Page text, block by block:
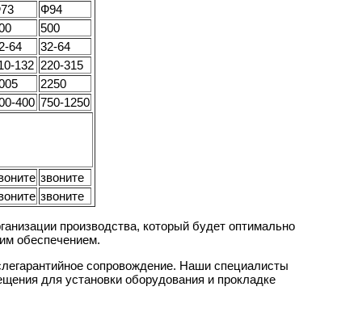
Ф94
500
64
32-64
132 220-315
2250
400 750-1250
звоните
звоните
производства, который будет оптимально
обеспечением.
сопровождение. Наши специалисты
для установки оборудования и прокладке